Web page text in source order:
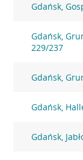
Gdańsk,
Gdańsk,
229/237
Gdańsk,
Gdańsk,
Gdańsk,